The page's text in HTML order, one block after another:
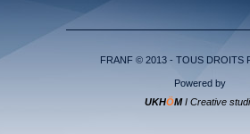
FRANF © 2013 - TOUS DROITS
Powered by
UKHÖMI Creative